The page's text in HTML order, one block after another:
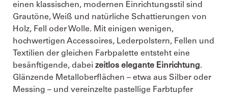
einen klassischen, modernen Einrichtungsstil sind
Grautöne, Weiß und natürliche Schattierungen von
Holz, Fell oder Wolle. Mit einigen wenigen,
hochwertigen Accessoires, Lederpolstern, Fellen und
Textilien der gleichen Farbpalette entsteht eine
besänftigende, dabei zeitlos elegante Einrichtung.
Glänzende Metalloberflächen – etwa aus Silber oder
Messing – und vereinzelte pastellige Farbtupfer